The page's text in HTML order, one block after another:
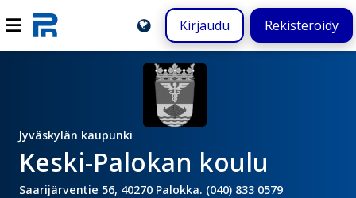
Kirjaudu Rekisteröidy
Jyväskylän kaupunki
Keski-Palokan koulu
Saarijärventie 56, 40270 Palokka. (040) 833 0579